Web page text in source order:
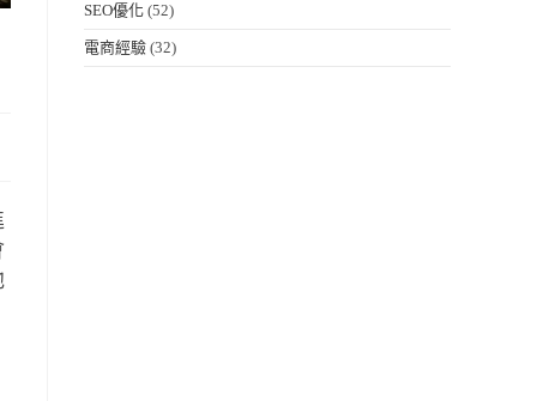
SEO優化 (52)
電商經驗 (32)